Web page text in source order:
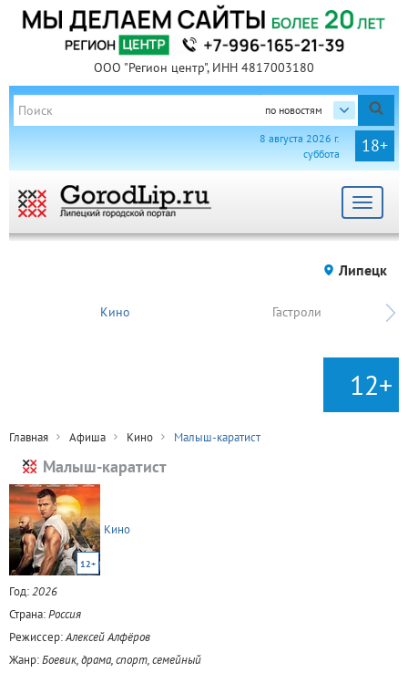
ООО "Регион центр", ИНН 4817003180
по новостям
18+
8 августа 2026 г.
суббота
Toggle
Липецк
Кино Гастроли
12+
Главная Афиша Кино Малыш-каратист
Малыш-каратист
12+
Кино
Год:2026
Страна:Россия
Режиссер:Алексей Алфёров
Жанр:Боевик, драма, спорт, семейный